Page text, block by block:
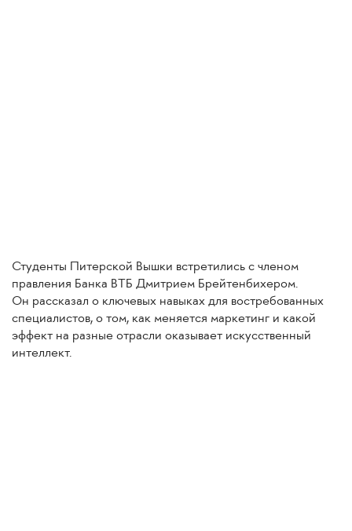
Студенты Питерской Вышки встретились с членом
правления Банка ВТБ Дмитрием Брейтенбихером.
Он рассказал о ключевых навыках для востребованных
специалистов, о том, как меняется маркетинг и какой
эффект на разные отрасли оказывает искусственный
интеллект.